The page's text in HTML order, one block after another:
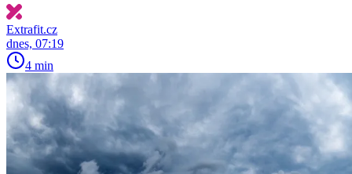
Extrafit.cz
dnes, 07:19
4 min